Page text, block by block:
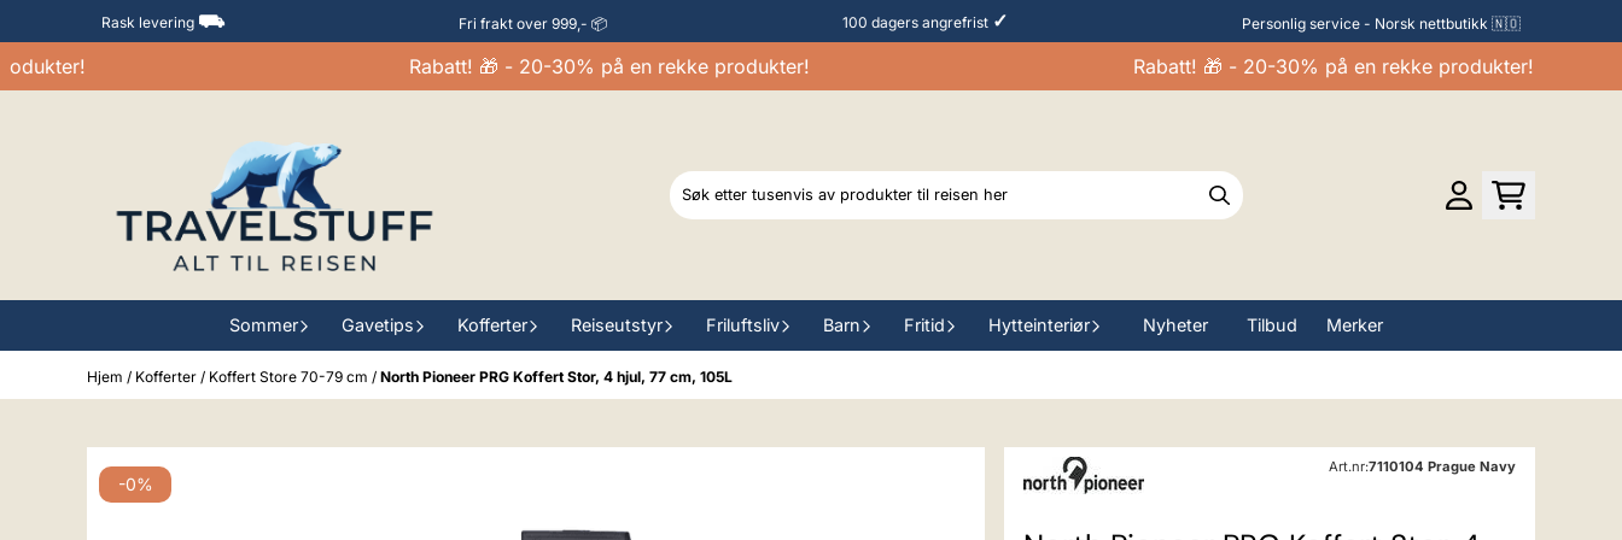
Hopp til innholdRask levering ⛟ Fri frakt over 999,- 📦 100 dagers angrefrist ✓ Personlig service - Norsk nettbutikk 🇳🇴
Rabatt! 🎁 - 20-30% på en rekke produkter! Rabatt! 🎁 - 20-30% på en rekke produkter!
Sommer Gavetips Kofferter Reiseutstyr Friluftsliv Barn Fritid Hytteinteriør Nyheter Tilbud Merker
Hjem / Kofferter / Koffert Store 70-79 cm / North Pioneer PRG Koffert Stor, 4 hjul, 77 cm, 105L
-0%
Art.nr:7110104 Prague Navy